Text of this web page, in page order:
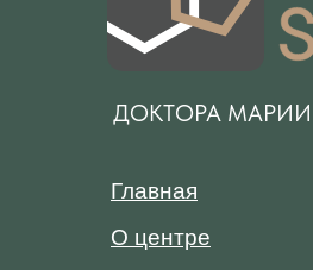
ДОКТОРА
Главная
О центре